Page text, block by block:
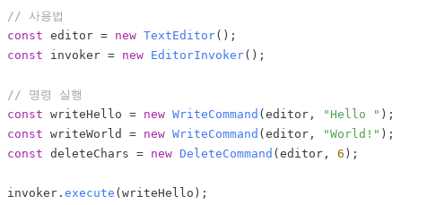
// 사용법
const editor = new TextEditor
const invoker = new EditorInvoker();
// 명령 실행
const writeHello = new WriteCommand (editor, "Hello "
const writeWorld = new WriteCommand (editor, "World!"
const deleteChars = new DeleteCommand (editor, 6 );
invoker. execute